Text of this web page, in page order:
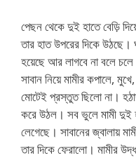
পেছন থেকে দুই হাতে বেড়ি
তার হাত উপরের দিকে উঠছে।
হয়েছে আর লাগবে না বলে
সাবান নিয়ে মামীর কপালে,
মোটেই প্রস্তুত ছিলো না।
করে উঠল। সব ভুলে মামী দুই
লেগেছে। সাবানের জ্বালায়
তার দিকে ফেরালো। মামীর